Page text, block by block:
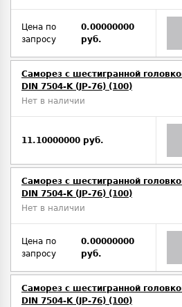
Цена по
запросу
0.00000000
руб.
Саморез с шестигранной
DIN 7504-K (JP-76) (100)
Нет в наличии
11.10000000 руб.
Саморез с шестигранной
DIN 7504-K (JP-76) (100)
Нет в наличии
Цена по
запросу
0.00000000
руб.
Саморез с шестигранной
DIN 7504-K (JP-76) (100)